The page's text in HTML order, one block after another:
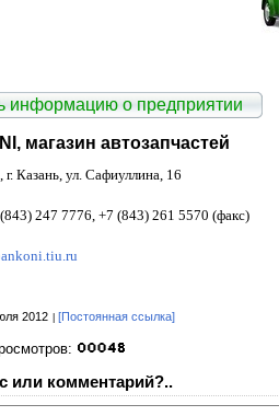
информацию о предприятии
магазин автозапчастей
г. Казань, ул. Сафиуллина, 16
247 7776, +7 (843) 261 5570 (факс)
2012 [Постоянная ссылка]
или комментарий?..